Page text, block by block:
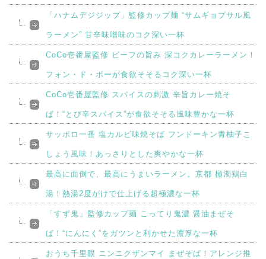
「ハナムデジジップ」監修カップ麺 “サムギョプサル風
ラーメン” 甘辛味噌味のコク深い一杯
CoCo壱番屋監修 ビーフの旨み 深コクカレーラーメン！
フォン・ド・ボーが食欲そそるコク深い一杯
CoCo壱番屋監修 スパイスの刺激 辛旨カレー焼そ
ば！“とび辛スパイス”が食欲そそる風味豊かな一杯
サッポロ一番 塩カルビ味焼そば フンドーキン青柚子こ
しょう風味！あっさりとした爽やかな一杯
最高に面倒で、最高にうまいラーメン。京都 極濁鶏白
湯！熱湯2度がけで仕上げる超極濃な一杯
「すず鬼」監修カップ麺 こってり鬼濃 醤油まぜそ
ば！“にんにく”をガツンと利かせた濃厚な一杯
おうち千里眼 ニンニクザンマイ まぜそば！アレンジ推